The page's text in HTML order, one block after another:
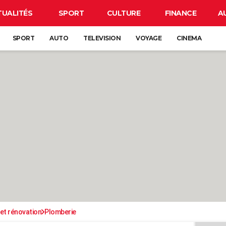
SPORT CULTURE FINANCE
SPORT AUTO TELEVISION VOYAGE CINEMA
rénovation Plomberie